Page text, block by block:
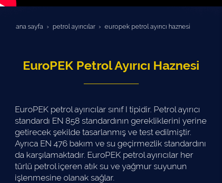
ana sayfa petrol ayiricilar europek petrol ayırıcı haznesi
EuroPEK Petrol Ayırıcı Haznesi
EuroPEK petrol ayırıcılar sınıf I tipidir. Petrol ayırıcı
standardı EN 858 standardının gerekliklerini yerine
getirecek şekilde tasarlanmış ve test edilmiştir.
Ayrıca EN 476 bakım ve su geçirmezlik standardını
da karşılamaktadır. EuroPEK petrol ayırıcılar her
türlü petrol içeren atık su ve yağmur suyunun
işlenmesine olanak sağlar.